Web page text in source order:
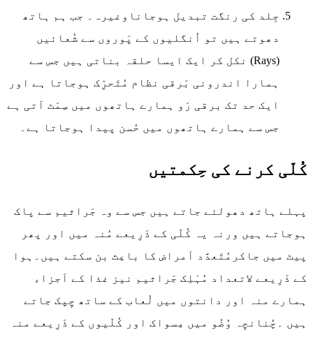
جِلد کی رنگت تبدیل ہوجاناوغیرہ۔ جب ہم ہاتھ
دھوتے ہیں تو اُنگلیوں کے پَوروں سے شُعائیں
(Rays) نکل کر ایک ایسا حلقہ بناتی ہیں جس سے
ہمارا اندرونی بَرقی نظام مُتَحرِّک ہوجاتا ہے اور
ایک حد تک برقی رَو ہمارے ہاتھوں میں سِمَٹ آتی ہے
جس سے ہمارے ہاتھوں میں حُسن پیدا ہوجاتا ہے۔
کُلّی کرنے کی حِکمتیں
پہلے ہاتھ دھولئے جاتے ہیں جس سے وہ جَراثیم سے پاک
ہوجاتے ہیں ورنہ یہ کُلّی کے ذَرِیعے مُنہ میں اور پھر
پیٹ میں جاکرمُتَعدَّد اَمراض کا باعِث بن سکتے ہیں۔ہوا
کے ذَرِیعے لاتعداد مُہْلِک جَراثیم نیز غذا کے اَجزاء
ہمارے منہ اور دانتوں میں لُعاب کے ساتھ چِپک جاتے
ہیں ۔چُنانچِہ وُضُو میں مِسواک اور کُلّیوں کے ذَرِیعے منہ